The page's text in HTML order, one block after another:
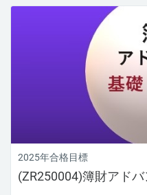
2025年合格目標
(ZR250004)簿財アド